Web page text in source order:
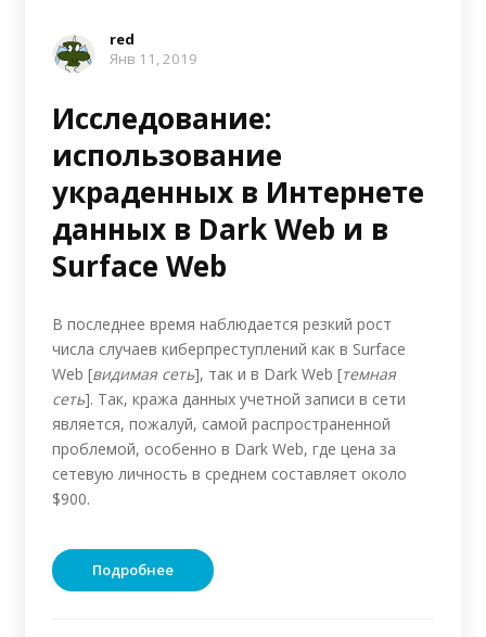
red
Янв 11, 2019
Исследование:
использование
украденных в Интернете
данных в Dark Web и в
Surface Web
В последнее время наблюдается резкий рост
числа случаев киберпреступлений как в Surface
Web [видимая сеть], так и в Dark Web [темная
сеть]. Так, кража данных учетной записи в сети
является, пожалуй, самой распространенной
проблемой, особенно в Dark Web, где цена за
сетевую личность в среднем составляет около
$900.
Подробнее